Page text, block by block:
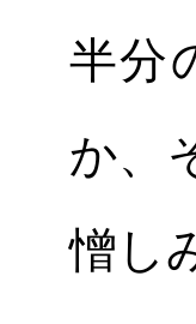
半分
か、
憎し